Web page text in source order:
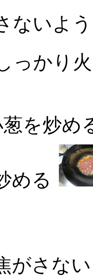
ないよ
っかり
葱を炒め
める
がさな